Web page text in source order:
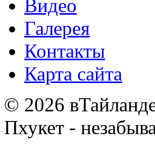
Видео
Галерея
Контакты
Карта сайта
© 2026
Пхукет -